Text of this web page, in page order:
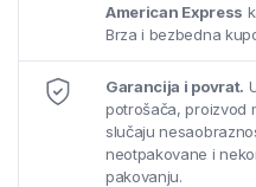
American Express
Brza i bezbedna
Garancija i povrat.
potrošača, proizvod
slučaju
neotpakovane i
pakovanju.